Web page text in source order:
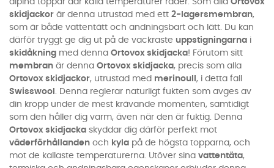
alpina toppar där kalla temperaturer råder. Som alla Ortovox
skidjackor är denna utrustad med ett 2-lagersmembran,
som är både vattentätt och andningsbart och lätt. Du kan
därför tryggt ge dig ut på de vackraste uppstigningarna i
skidåkning med denna Ortovox skidjacka! Förutom sitt
membran är denna Ortovox skidjacka, precis som alla
Ortovox skidjackor, utrustad med merinoull , i detta fall
Swisswool . Denna reglerar naturligt fukten som avges av
din kropp under de mest krävande momenten, samtidigt
som den håller dig varm, även när den är fuktig. Denna
Ortovox skidjacka skyddar dig därför perfekt mot
väderförhållanden och kyla på de högsta topparna, och
mot de kallaste temperaturerna. Utöver sina vattentäta,